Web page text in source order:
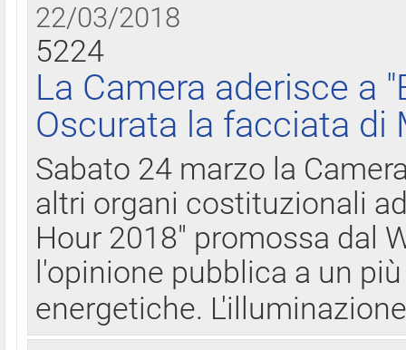
22/03/2018
5224
La Camera aderisce a
Oscurata la facciata di
Sabato 24 marzo la
altri organi costituzionali
Hour 2018" promossa dal
l'opinione pubblica a un
energetiche.